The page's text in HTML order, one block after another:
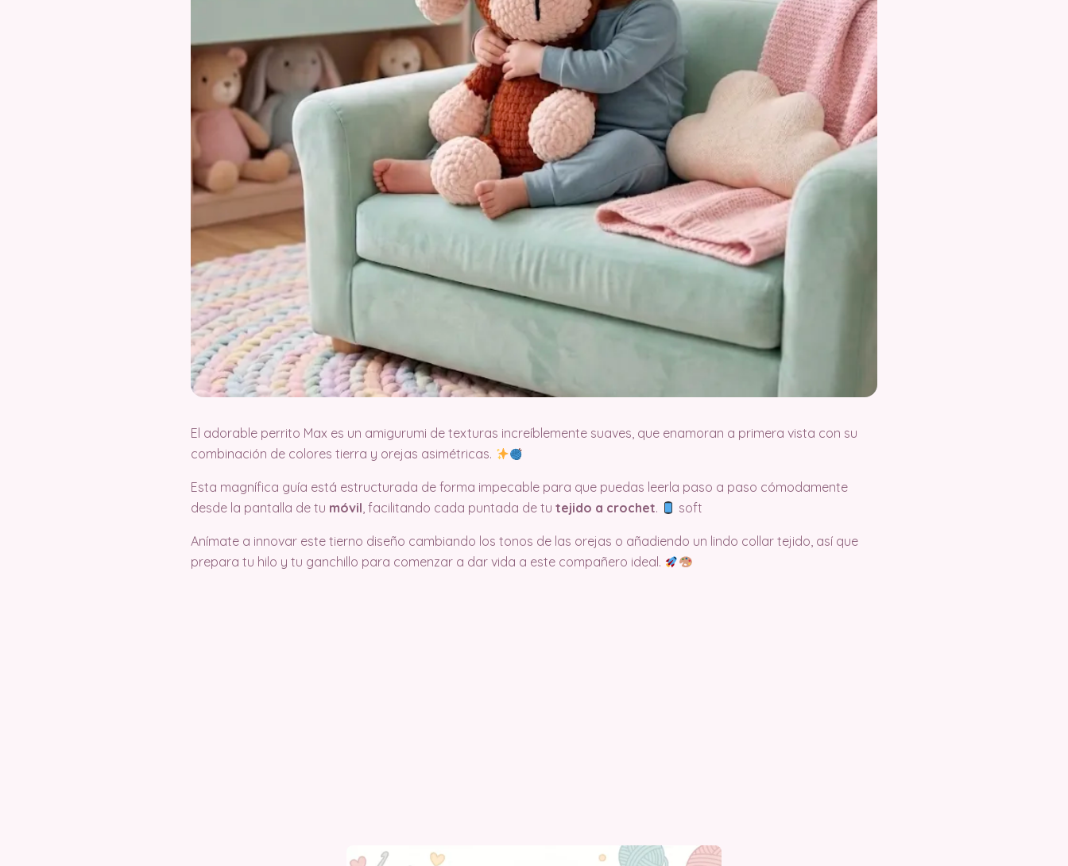
El adorable perrito Max es un amigurumi de texturas increíblemente suaves, que enamoran a primera vista con su
combinación de colores tierra y orejas asimétricas.
Esta magnífica guía está estructurada de forma impecable para que puedas leerla paso a paso cómodamente
desde la pantalla de tu móvil, facilitando cada puntada de tu tejido a crochet. soft
Anímate a innovar este tierno diseño cambiando los tonos de las orejas o añadiendo un lindo collar tejido, así que
prepara tu hilo y tu ganchillo para comenzar a dar vida a este compañero ideal.